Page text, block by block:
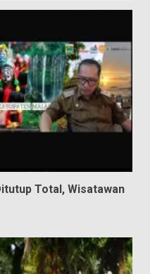
Total, Wisatawan